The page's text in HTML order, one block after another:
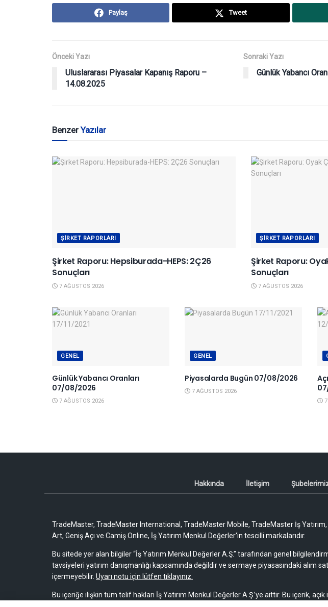
Paylaş Tweet
Önceki Yazı
Uluslararası Piyasalar Kapanış Raporu –
14.08.2025
Sonraki Yazı
Günlük Yabancı
BenzerYazılar
ŞIRKET RAPORLARI
Şirket Raporu: Hepsiburada-HEPS: 2Ç26
Sonuçları
7 AĞUSTOS 2026
ŞIRKET RAPORLARI
Şirket Raporu:
Sonuçları
7 AĞUSTOS 2026
GENEL
Günlük Yabancı Oranları
07/08/2026
7 AĞUSTOS 2026
GENEL
Piyasalarda Bugün 07/08/2026
7 AĞUSTOS 2026
7
Hakkında İletişim
TradeMaster, TradeMaster International, TradeMaster Mobile, TradeMaster İş
Art, Geniş Açı ve Camiş Online, İş Yatırım Menkul Değerler'in tescilli markalarıdır.
Bu sitede yer alan bilgiler “İş Yatırım Menkul Değerler A.Ş.” tarafından genel
tavsiyeleri yatırım danışmanlığı kapsamında değildir ve sermaye piyasasındaki alım
içermeyebilir. Uyarı notu için lütfen tıklayınız.
Bu içeriğe ilişkin tüm telif hakları İş Yatırım Menkul Değerler A.Ş.’ye aittir. Bu içerik,